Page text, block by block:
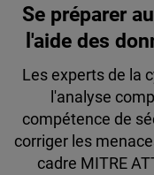
Se préparer
l'aide des
Les experts de la
l'analyse
compétence de
corriger les
cadre MITRE